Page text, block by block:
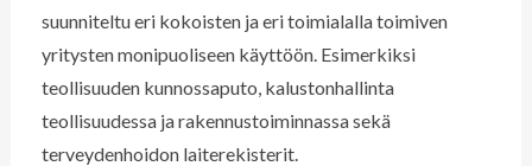
suunniteltu eri kokoisten ja eri toimialalla toimiven
yritysten monipuoliseen käyttöön. Esimerkiksi
teollisuuden kunnossaputo, kalustonhallinta
teollisuudessa ja rakennustoiminnassa sekä
terveydenhoidon laiterekisterit.